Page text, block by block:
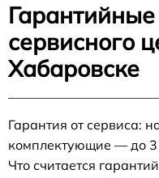
Гарантийные
сервисного
Хабаровске
Гарантия от сервиса:
комплектующие — до 3
Что считается